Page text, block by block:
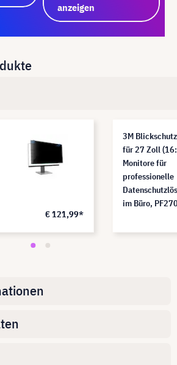
anzeigen
€ 121,99*
3M
für 27 Zoll
Monitore für
professionelle
im Büro,